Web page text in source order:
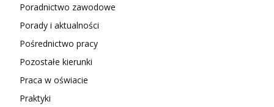
Poradnictwo zawodowe
Porady i aktualności
Pośrednictwo pracy
Pozostałe kierunki
Praca w oświacie
Praktyki